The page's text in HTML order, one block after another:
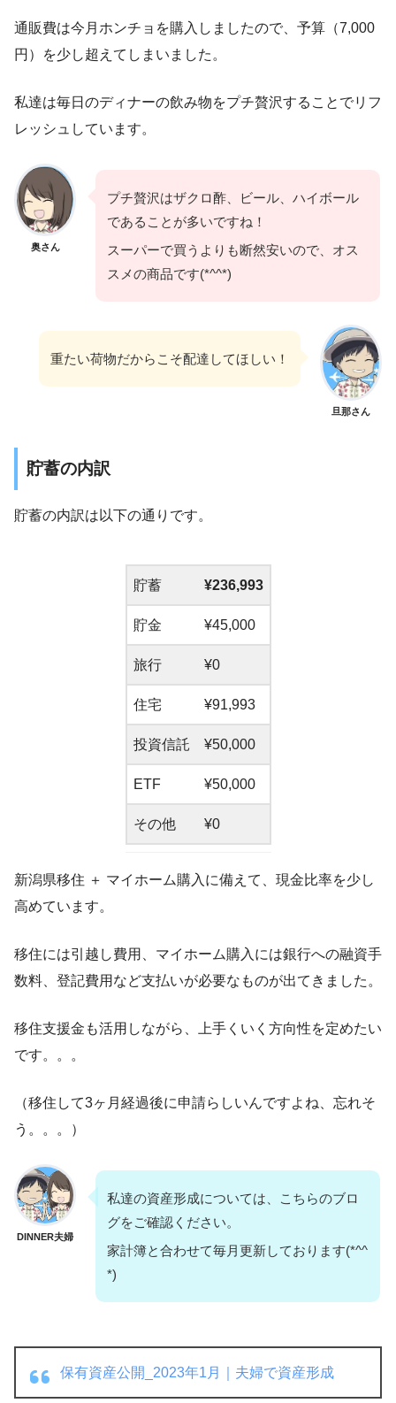
通販費は今月ホンチョを購入しましたので、予算（7,000
円）を少し超えてしまいました。
私達は毎日のディナーの飲み物をプチ贅沢することでリフ
レッシュしています。
奥さん
プチ贅沢はザクロ酢、ビール、ハイボール
であることが多いですね！
スーパーで買うよりも断然安いので、オス
スメの商品です(*^^*)
旦那さん
重たい荷物だからこそ配達してほしい！
貯蓄の内訳
貯蓄の内訳は以下の通りです。
貯蓄 ¥236,993
貯金 ¥45,000
旅行 ¥0
住宅 ¥91,993
投資信託 ¥50,000
ETF ¥50,000
その他 ¥0
新潟県移住 ＋ マイホーム購入に備えて、現金比率を少し
高めています。
移住には引越し費用、マイホーム購入には銀行への融資手
数料、登記費用など支払いが必要なものが出てきました。
移住支援金も活用しながら、上手くいく方向性を定めたい
です。。。
（移住して3ヶ月経過後に申請らしいんですよね、忘れそ
う。。。）
DINNER夫婦
私達の資産形成については、こちらのブロ
グをご確認ください。
家計簿と合わせて毎月更新しております(*^^
*)
保有資産公開_2023年1月｜夫婦で資産形成